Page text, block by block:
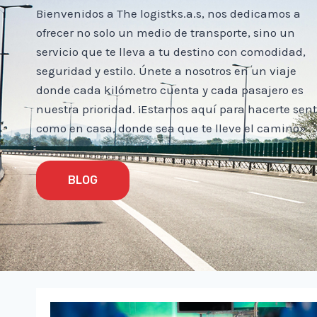
Bienvenidos a The logistks.a.s, nos dedicamos a
ofrecer no solo un medio de transporte, sino un
servicio que te lleva a tu destino con comodidad,
seguridad y estilo. Únete a nosotros en un viaje
donde cada kilómetro cuenta y cada pasajero es
nuestra prioridad. ¡Estamos aquí para hacerte
como en casa, donde sea que te lleve el camino»
BLOG